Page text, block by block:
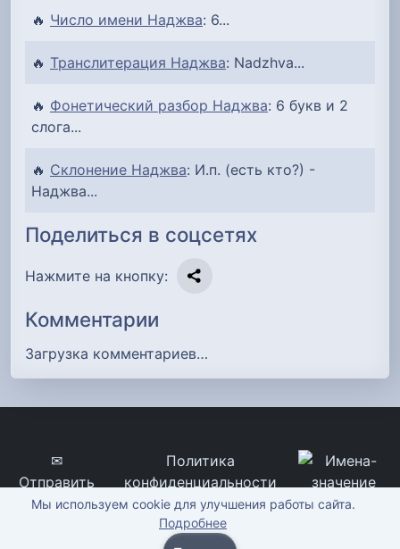
🔥 Число имени Наджва: 6...
🔥 Транслитерация Наджва: Nadzhva...
🔥 Фонетический разбор Наджва: 6 букв и 2
слога...
🔥 Склонение Наджва: И.п. (есть кто?) -
Наджва...
Поделиться в соцсетях
Нажмите на кнопку:
Комментарии
Загрузка комментариев…
✉
Отправить
сообщение
Политика
конфиденциальности
imena-znachenie.ru, ©
2012-2026
Мы используем cookie для улучшения работы сайта.
Подробнее